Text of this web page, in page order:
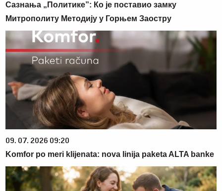
Сазнања „Политике”: Ко је поставио замку
Митрополиту Методију у Горњем Заостру
09. 07. 2026 09:20
Komfor po meri klijenata: nova linija paketa ALTA banke